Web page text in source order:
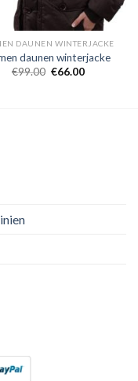
DAUNEN WINTERJACKE
daunen winterjacke
€99.00 €66.00